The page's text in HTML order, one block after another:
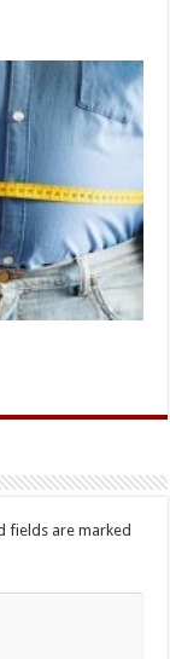
fields are marked